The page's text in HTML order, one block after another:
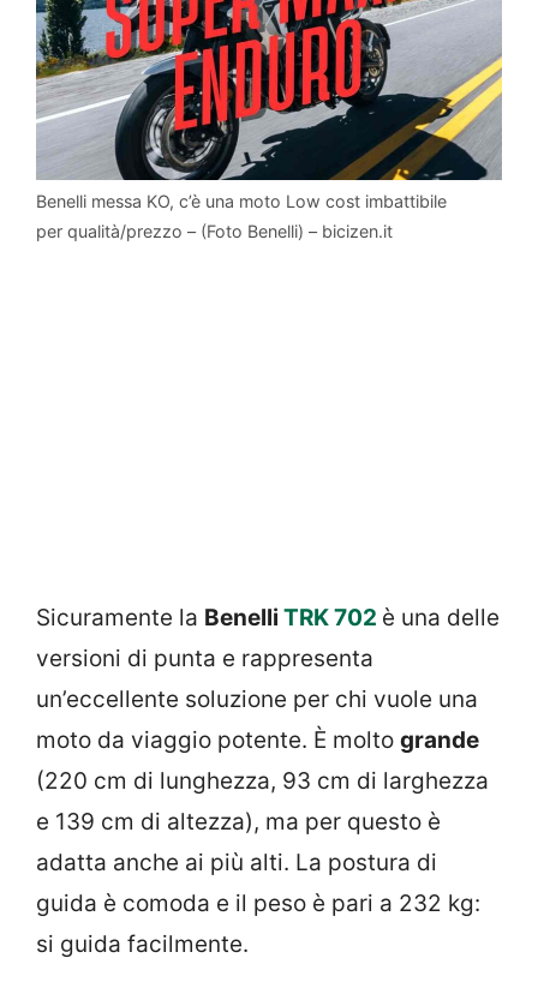
Benelli messa KO, c’è una moto Low cost imbattibile
per qualità/prezzo – (Foto Benelli) – bicizen.it
Sicuramente la Benelli TRK 702 è una delle
versioni di punta e rappresenta
un’eccellente soluzione per chi vuole una
moto da viaggio potente. È molto grande
(220 cm di lunghezza, 93 cm di larghezza
e 139 cm di altezza), ma per questo è
adatta anche ai più alti. La postura di
guida è comoda e il peso è pari a 232 kg:
si guida facilmente.